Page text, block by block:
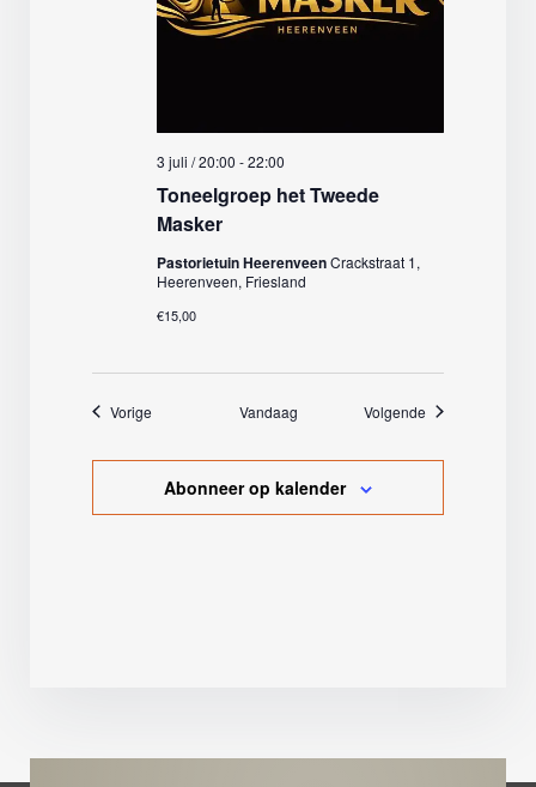
Toneelgroep het Tweede
Masker
3 juli / 20:00 -22:00
Pastorietuin HeerenveenCrackstraat 1,
Heerenveen, Friesland
€15,00
VorigeEvenementenVandaag Volgende Evenementen
Abonneer op kalender